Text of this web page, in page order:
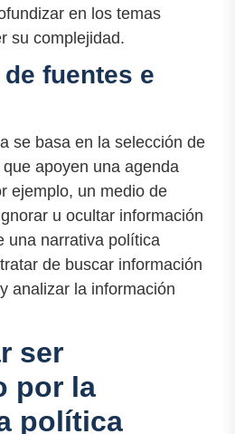
en los temas
su complejidad.
fuentes e
se basa en la selección de
apoyen una agenda
ejemplo, un medio de
u ocultar información
una narrativa política
de buscar información
analizar la información
ser
por la
política